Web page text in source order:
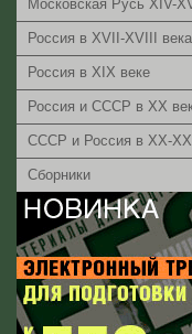
Московская Русь XIV-
Россия в XVII-XVIII
Россия в XIX веке
Россия и СССР в XX
СССР и Россия в XX-
Сборники